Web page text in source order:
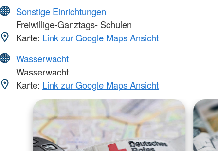
Sonstige Einrichtungen
Freiwillige-Ganztags- Schulen
Karte: Link zur Google Maps Ansicht
Wasserwacht
Wasserwacht
Karte: Link zur Google Maps Ansicht